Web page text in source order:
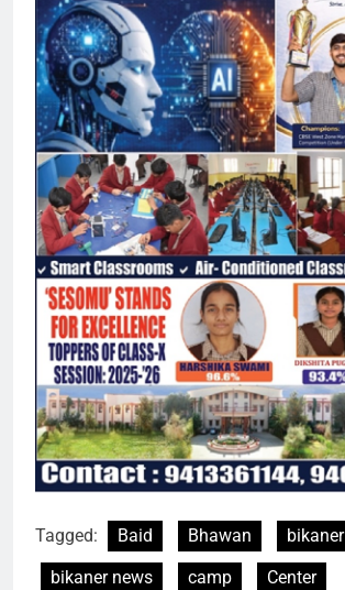
Tagged: Baid Bhawan
bikaner
bikaner news
camp
Center